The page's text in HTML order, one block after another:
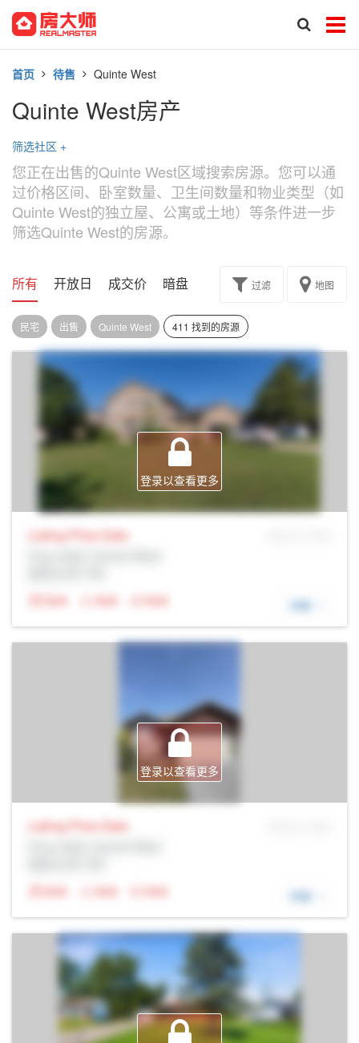
首页 待售 Quinte West
Quinte West房产
筛选社区 +
您正在出售的Quinte West区域搜索房源。您可以通
过价格区间、卧室数量、卫生间数量和物业类型（如
Quinte West的独立屋、公寓或土地）等条件进一步
筛选Quinte West的房源。
所有 开放日 成交价 暗盘 楼花转让过滤 地图
民宅 出售 Quinte West 411 找到的房源
登录以查看更多
Listing Price Sale
N/A
N/A N/A 详细
登录以查看更多
Listing Price Sale
N/A
N/A N/A 详细